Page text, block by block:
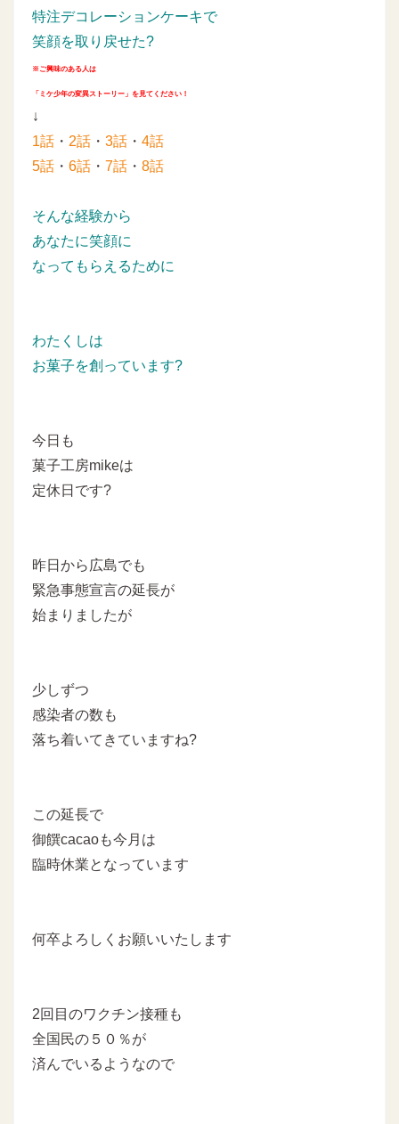
特注デコレーションケーキで
笑顔を取り戻せた?
※ご興味のある人は
「ミケ少年の変異ストーリー」を見てください！
↓
1話 ・ 2話 ・ 3話 ・ 4話
5話 ・ 6話 ・ 7話 ・ 8話
そんな経験から
あなたに笑顔に
なってもらえるために
わたくしは
お菓子を創っています?
今日も
菓子工房mikeは
定休日です?
昨日から広島でも
緊急事態宣言の延長が
始まりましたが
少しずつ
感染者の数も
落ち着いてきていますね?
この延長で
御饌cacaoも今月は
臨時休業となっています
何卒よろしくお願いいたします
2回目のワクチン接種も
全国民の５０％が
済んでいるようなので